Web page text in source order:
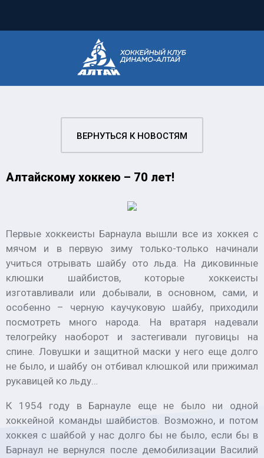
ВЕРНУТЬСЯ К НОВОСТЯМ
Алтайскому хоккею – 70 лет!
Первые хоккеисты Барнаула вышли все из хоккея с
мячом и в первую зиму только-только начинали
учиться отрывать шайбу ото льда. На диковинные
клюшки шайбистов, которые хоккеисты
изготавливали или добывали, в основном, сами, и
особенно – черную каучуковую шайбу, приходили
посмотреть много народа. На вратаря надевали
телогрейку наоборот и застегивали пуговицы на
спине. Ловушки и защитной маски у него еще долго
не было, и шайбу он отбивал клюшкой или прижимал
рукавицей ко льду…
К 1954 году в Барнауле еще не было ни одной
хоккейной команды шайбистов. Возможно, и потом
хоккея с шайбой у нас долго бы не было, если бы в
Барнаул не вернулся после демобилизации Василий